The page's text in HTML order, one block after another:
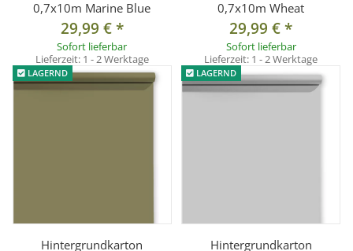
0,7x10m Marine Blue
29,99 €*
Sofort lieferbar
Lieferzeit: 1 - 2 Werktage
0,7x10m Wheat
29,99 €*
Sofort lieferbar
Lieferzeit: 1 - 2 Werktage
LAGERND
Hintergrundkarton
LAGERND
Hintergrundkarton